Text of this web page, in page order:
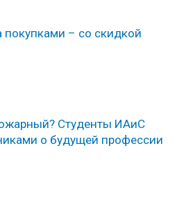
покупками – со скидкой
Студенты ИАиС
о будущей профессии